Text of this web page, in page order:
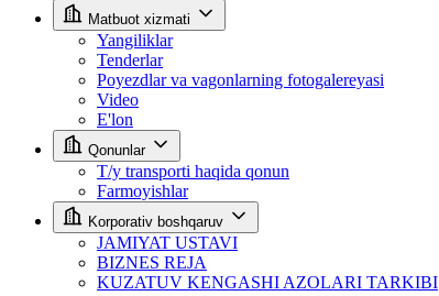
Matbuot xizmati
Yangiliklar
Tenderlar
Poyezdlar va vagonlarning fotogalereyasi
Video
E'lon
Qonunlar
T/y transporti haqida qonun
Farmoyishlar
Korporativ boshqaruv
JAMIYAT USTAVI
BIZNES REJA
KUZATUV KENGASHI AZOLARI TARKIBI